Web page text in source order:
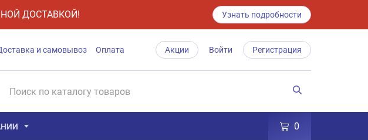
ДОСТАВКОЙ! Узнать подробности
и самовывоз Оплата Акции Войти Регистрация
0